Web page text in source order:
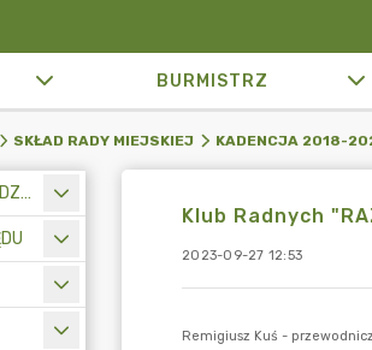
BURMISTRZ
SKŁAD RADY MIEJSKIEJ KADENCJA 2018-
JAK ZAŁATWIĆ SPRAWĘ W URZĘDZIE MIASTA
Klub Radnych
2023-09-27 12:53